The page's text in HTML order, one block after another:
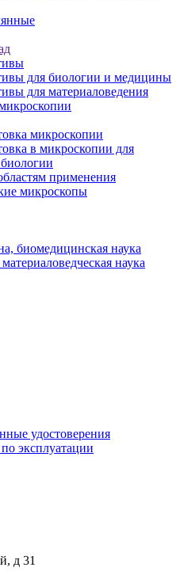
для биологии и медицины
для материаловедения
микроскопии
в микроскопии для
применения
микроскопы
биомедицинская наука
наука
удостоверения
эксплуатации
д 31